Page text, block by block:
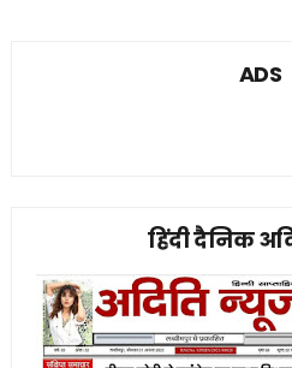
ADS
हिंदी दैनिक